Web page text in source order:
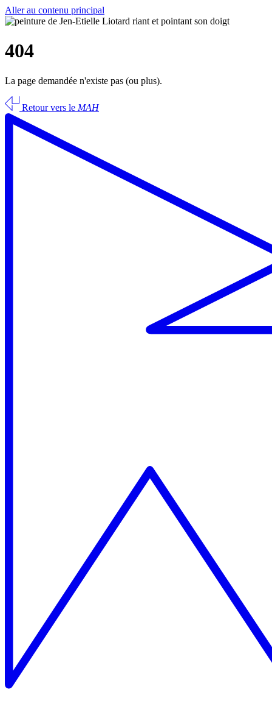
Aller au contenu principal
404
La page demandée n'existe pas (ou plus).
Retour vers le MAH